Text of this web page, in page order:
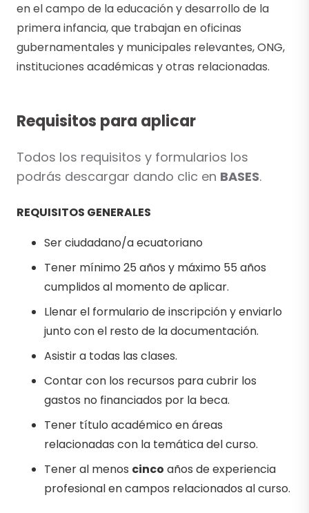
en el campo de la educación y desarrollo de la
primera infancia, que trabajan en oficinas
gubernamentales y municipales relevantes, ONG,
instituciones académicas y otras relacionadas.
Requisitos para aplicar
Todos los requisitos y formularios los
podrás descargar dando clic en BASES.
REQUISITOS GENERALES
Ser ciudadano/a ecuatoriano
Tener mínimo 25 años y máximo 55 años
cumplidos al momento de aplicar.
Llenar el formulario de inscripción y enviarlo
junto con el resto de la documentación.
Asistir a todas las clases.
Contar con los recursos para cubrir los
gastos no financiados por la beca.
Tener título académico en áreas
relacionadas con la temática del curso.
Tener al menos cinco años de experiencia
profesional en campos relacionados al curso.